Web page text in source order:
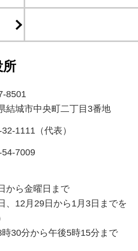
所
8501
結城市中央町二丁目3番地
1111（代表）
54-7009
から金曜日まで
、12月29日から1月3日までを
時30分から午後5時15分まで